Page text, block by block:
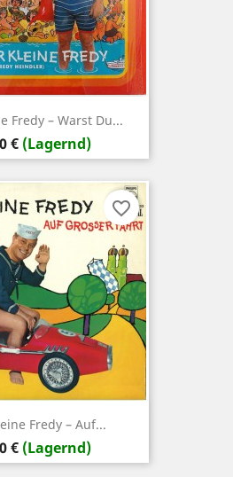
Fredy – Warst Du...
€ (Lagernd)
Fredy – Auf...
€ (Lagernd)
favorite_border